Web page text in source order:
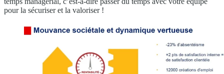
pour la sécuriser et la valoriser !